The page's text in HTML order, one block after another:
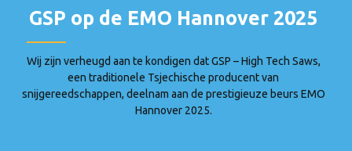
GSP op de EMO Hannover 2025
Wij zijn verheugd aan te kondigen dat GSP – High Tech Saws,
een traditionele Tsjechische producent van
snijgereedschappen, deelnam aan de prestigieuze beurs EMO
Hannover 2025.